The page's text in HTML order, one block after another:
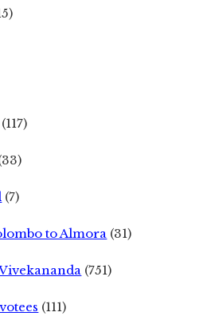
(117)
(7)
to Almora (31)
(751)
(111)